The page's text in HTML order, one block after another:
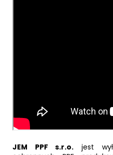
JEM PPF s.r.o. jest